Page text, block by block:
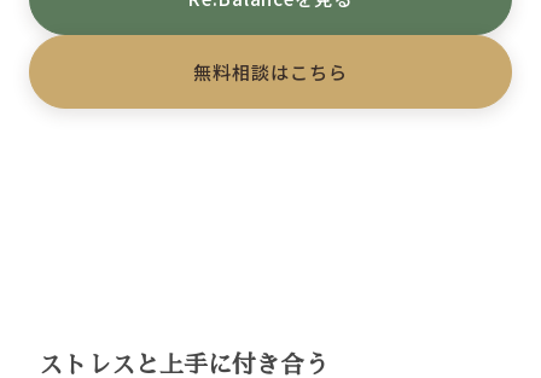
無料相談はこちら
ストレスと上手に付き合う